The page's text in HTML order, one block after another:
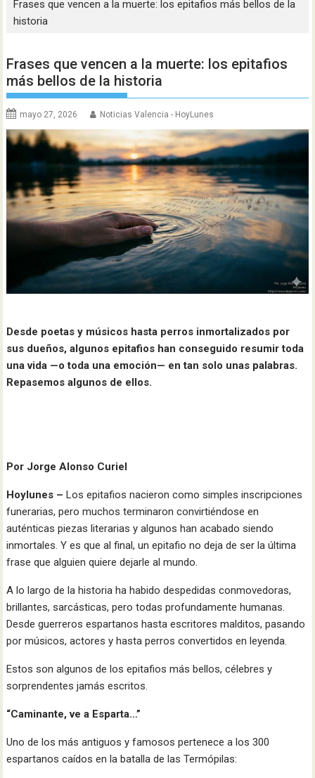
Frases que vencen a la muerte: los epitafios más bellos de la
historia
Frases que vencen a la muerte: los epitafios
más bellos de la historia
mayo 27, 2026 Noticias Valencia - HoyLunes
Desde poetas y músicos hasta perros inmortalizados por
sus dueños, algunos epitafios han conseguido resumir toda
una vida —o toda una emoción— en tan solo unas palabras.
Repasemos algunos de ellos.
Por Jorge Alonso Curiel
Hoylunes –Los epitafios nacieron como simples inscripciones
funerarias, pero muchos terminaron convirtiéndose en
auténticas piezas literarias y algunos han acabado siendo
inmortales. Y es que al final, un epitafio no deja de ser la última
frase que alguien quiere dejarle al mundo.
A lo largo de la historia ha habido despedidas conmovedoras,
brillantes, sarcásticas, pero todas profundamente humanas.
Desde guerreros espartanos hasta escritores malditos, pasando
por músicos, actores y hasta perros convertidos en leyenda.
Estos son algunos de los epitafios más bellos, célebres y
sorprendentes jamás escritos.
“Caminante, ve a Esparta…”
Uno de los más antiguos y famosos pertenece a los 300
espartanos caídos en la batalla de las Termópilas: